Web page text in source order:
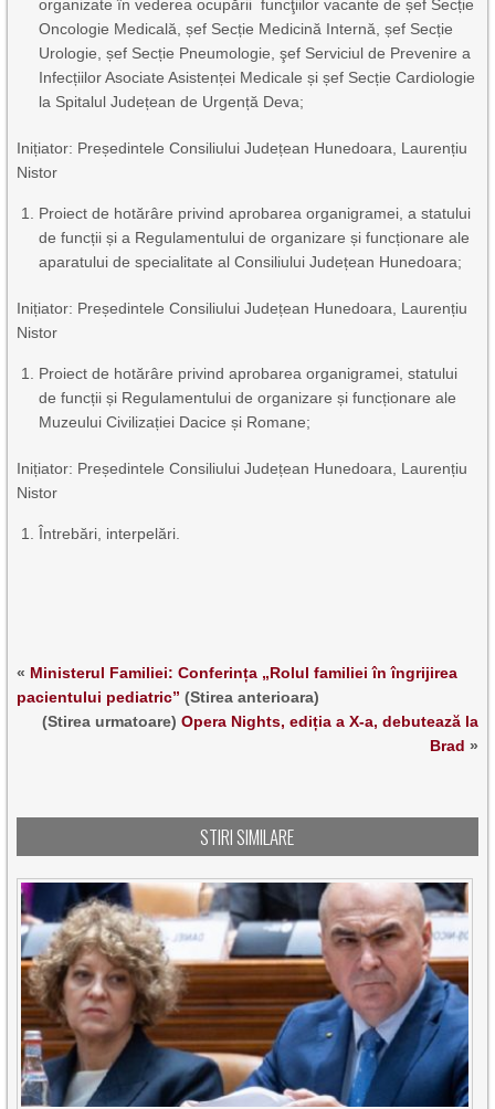
organizate în vederea ocupării funcţiilor vacante de șef Secție
Oncologie Medicală, șef Secție Medicină Internă, șef Secție
Urologie, șef Secție Pneumologie, şef Serviciul de Prevenire a
Infecțiilor Asociate Asistenței Medicale și șef Secție Cardiologie
la Spitalul Județean de Urgență Deva;
Inițiator: Președintele Consiliului Județean Hunedoara, Laurențiu
Nistor
Proiect de hotărâre privind aprobarea organigramei, a statului
de funcții și a Regulamentului de organizare și funcționare ale
aparatului de specialitate al Consiliului Județean Hunedoara;
Inițiator: Președintele Consiliului Județean Hunedoara, Laurențiu
Nistor
Proiect de hotărâre privind aprobarea organigramei, statului
de funcții și Regulamentului de organizare și funcționare ale
Muzeului Civilizației Dacice și Romane;
Inițiator: Președintele Consiliului Județean Hunedoara, Laurențiu
Nistor
Întrebări, interpelări.
« Ministerul Familiei: Conferința „Rolul familiei în îngrijirea
pacientului pediatric” (Stirea anterioara)
(Stirea urmatoare) Opera Nights, ediția a X-a, debutează la
Brad »
STIRI SIMILARE